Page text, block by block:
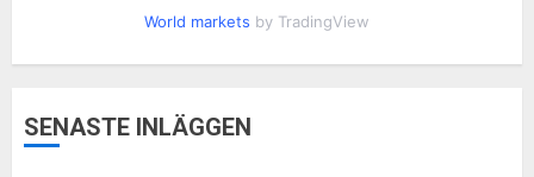
World markets by TradingView
SENASTE INLÄGGEN